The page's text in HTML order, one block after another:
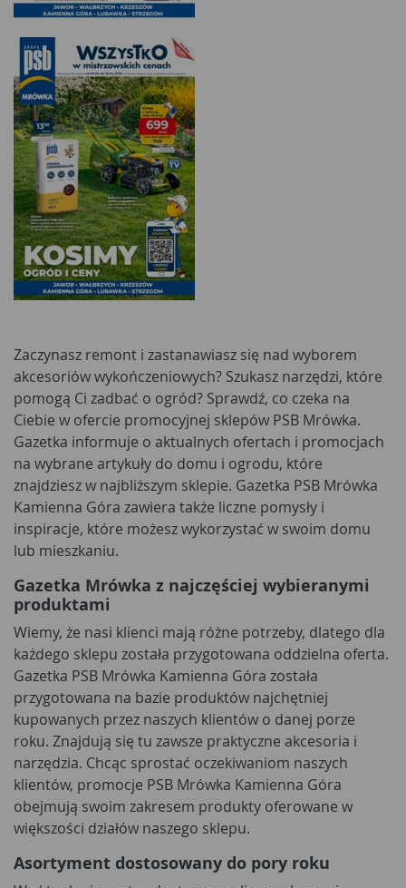
Zaczynasz remont i zastanawiasz się nad wyborem
akcesoriów wykończeniowych? Szukasz narzędzi, które
pomogą Ci zadbać o ogród? Sprawdź, co czeka na
Ciebie w ofercie promocyjnej sklepów PSB Mrówka.
Gazetka informuje o aktualnych ofertach i promocjach
na wybrane artykuły do domu i ogrodu, które
znajdziesz w najbliższym sklepie. Gazetka PSB Mrówka
Kamienna Góra zawiera także liczne pomysły i
inspiracje, które możesz wykorzystać w swoim domu
lub mieszkaniu.
Gazetka Mrówka z najczęściej wybieranymi
produktami
Wiemy, że nasi klienci mają różne potrzeby, dlatego dla
każdego sklepu została przygotowana oddzielna oferta.
Gazetka PSB Mrówka Kamienna Góra została
przygotowana na bazie produktów najchętniej
kupowanych przez naszych klientów o danej porze
roku. Znajdują się tu zawsze praktyczne akcesoria i
narzędzia. Chcąc sprostać oczekiwaniom naszych
klientów, promocje PSB Mrówka Kamienna Góra
obejmują swoim zakresem produkty oferowane w
większości działów naszego sklepu.
Asortyment dostosowany do pory roku